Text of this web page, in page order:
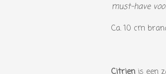
must-have
Ca. 10 cm